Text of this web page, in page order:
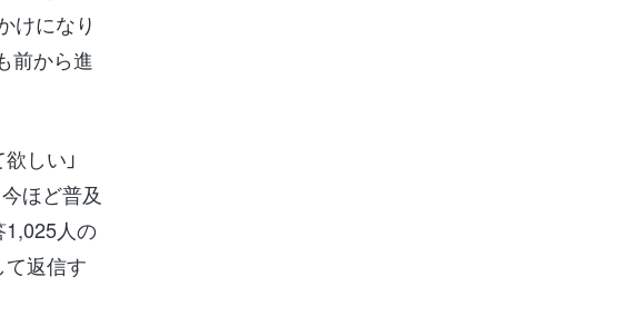
けになり
前から進
しい」
ほど普及
1,025人の
て返信す